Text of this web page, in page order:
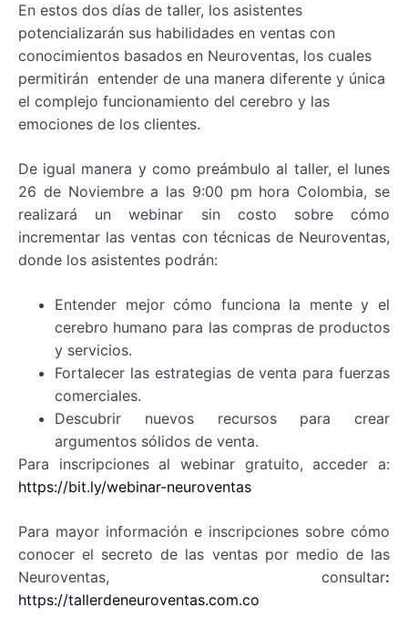
En estos dos días de taller, los asistentes
potencializarán sus habilidades en ventas con
conocimientos basados en Neuroventas, los cuales
permitirán entender de una manera diferente y única
el complejo funcionamiento del cerebro y las
emociones de los clientes.
De igual manera y como preámbulo al taller, el lunes
26 de Noviembre a las 9:00 pm hora Colombia, se
realizará un webinar sin costo sobre cómo
incrementar las ventas con técnicas de Neuroventas,
donde los asistentes podrán:
Entender mejor cómo funciona la mente y el
cerebro humano para las compras de productos
y servicios.
Fortalecer las estrategias de venta para fuerzas
comerciales.
Descubrir nuevos recursos para crear
argumentos sólidos de venta.
Para inscripciones al webinar gratuito, acceder a:
https://bit.ly/webinar-neuroventas
Para mayor información e inscripciones sobre cómo
conocer el secreto de las ventas por medio de las
Neuroventas, consultar:
https://tallerdeneuroventas.com.co